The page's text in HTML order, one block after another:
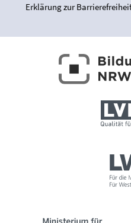
Erklärung zur